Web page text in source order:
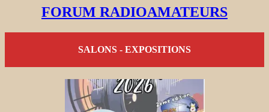
FORUM RADIOAMATEURS
SALONS - EXPOSITIONS